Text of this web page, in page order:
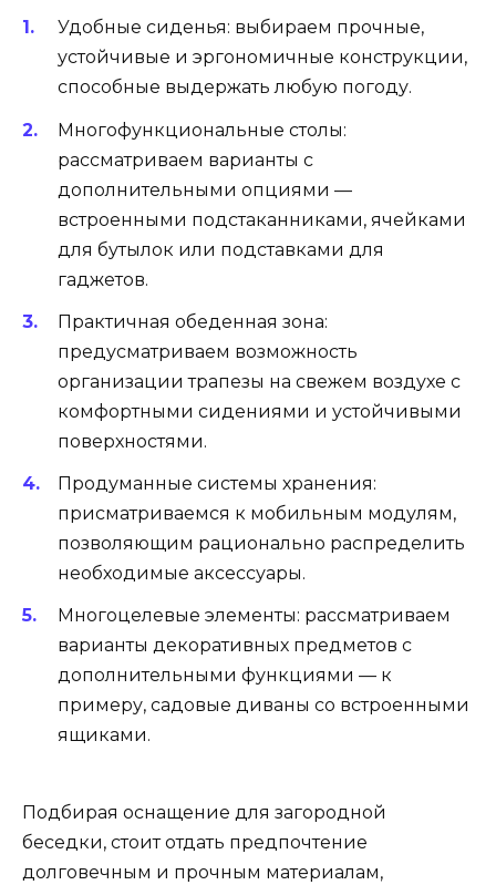
Удобные сиденья: выбираем прочные,
устойчивые и эргономичные конструкции,
способные выдержать любую погоду.
Многофункциональные столы:
рассматриваем варианты с
дополнительными опциями —
встроенными подстаканниками, ячейками
для бутылок или подставками для
гаджетов.
Практичная обеденная зона:
предусматриваем возможность
организации трапезы на свежем воздухе с
комфортными сидениями и устойчивыми
поверхностями.
Продуманные системы хранения:
присматриваемся к мобильным модулям,
позволяющим рационально распределить
необходимые аксессуары.
Многоцелевые элементы: рассматриваем
варианты декоративных предметов с
дополнительными функциями — к
примеру, садовые диваны со встроенными
ящиками.
Подбирая оснащение для загородной
беседки, стоит отдать предпочтение
долговечным и прочным материалам,